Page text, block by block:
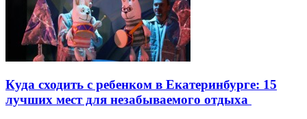
Куда сходить с ребенком в Екатеринбурге: 15
лучших мест для незабываемого отдыха